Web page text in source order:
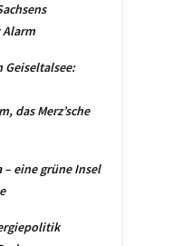
Alarm
Geiseltalsee:
das Merz’sche
– eine grüne Insel